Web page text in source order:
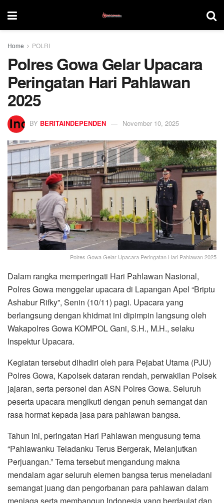
Home POLRI
Polres Gowa Gelar Upacara
Peringatan Hari Pahlawan
2025
BY BERITAINDEPENDEN November 10, 2025
Polres Gowa Gelar Upacara Peringatan Hari Pahlawan 2025
Dalam rangka memperingati Hari Pahlawan Nasional,
Polres Gowa menggelar upacara di Lapangan Apel “Briptu
Ashabur Rifky”, Senin (10/11) pagi. Upacara yang
berlangsung dengan khidmat ini dipimpin langsung oleh
Wakapolres Gowa KOMPOL Gani, S.H., M.H., selaku
Inspektur Upacara.
Kegiatan tersebut dihadiri oleh para Pejabat Utama (PJU)
Polres Gowa, Kapolsek dataran rendah, perwakilan Polsek
jajaran, serta personel dan ASN Polres Gowa. Seluruh
peserta upacara mengikuti dengan penuh semangat dan
rasa hormat kepada jasa para pahlawan bangsa.
Tahun ini, peringatan Hari Pahlawan mengusung tema
“Pahlawanku Teladanku Terus Bergerak, Melanjutkan
Perjuangan.” Tema tersebut mengandung makna
mendalam agar seluruh elemen bangsa terus meneladani
semangat juang dan pengorbanan para pahlawan dalam
menjaga serta membangun Indonesia yang berdaulat dan